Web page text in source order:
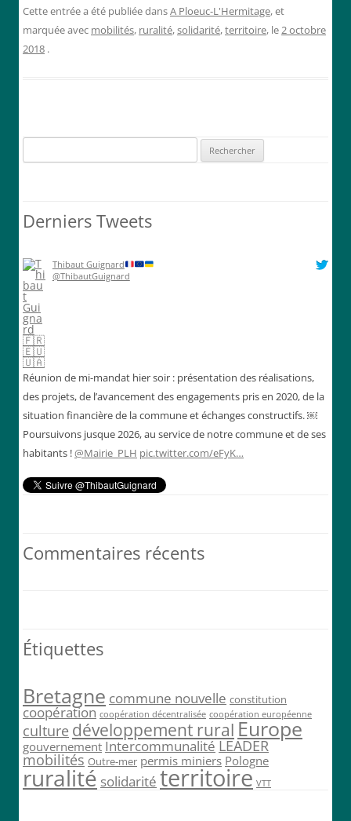
Cette entrée a été publiée dansA Ploeuc-L'Hermitage, et
marquée avec mobilités, ruralité,solidarité,territoire, le2 octobre
2018 .
Derniers Tweets
Thibaut Guignard
@ThibautGuignard
Réunion de mi-mandat hier soir : présentation des réalisations,
des projets, de l’avancement des engagements pris en 2020, de la
situation financière de la commune et échanges constructifs. ￼
Poursuivons jusque 2026, au service de notre commune et de ses
habitants !@Mairie_PLH pic.twitter.com/eFyK…
7 h 57 min · 13 juin 2023
Commentaires récents
Étiquettes
Bretagne commune nouvelle constitution
coopération coopération décentralisée coopération européenne
culture développement rural Europe
gouvernement Intercommunalité LEADER
mobilités Outre-mer permis miniers Pologne
ruralité solidarité territoire VTT